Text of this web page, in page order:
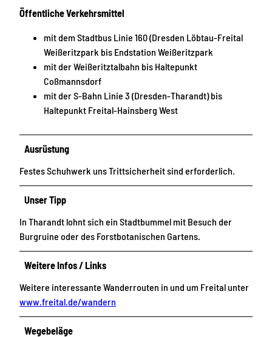
Öffentliche Verkehrsmittel
mit dem Stadtbus Linie 160 (Dresden Löbtau-Freital
Weißeritzpark bis Endstation Weißeritzpark
mit der Weißeritztalbahn bis Haltepunkt
Coßmannsdorf
mit der S-Bahn Linie 3 (Dresden-Tharandt) bis
Haltepunkt Freital-Hainsberg West
Ausrüstung
Festes Schuhwerk uns Trittsicherheit sind erforderlich.
Unser Tipp
In Tharandt lohnt sich ein Stadtbummel mit Besuch der
Burgruine oder des Forstbotanischen Gartens.
Weitere Infos / Links
Weitere interessante Wanderrouten in und um Freital unter
www.freital.de/wandern
Wegebeläge